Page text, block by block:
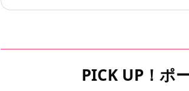
PICK UP！ポ